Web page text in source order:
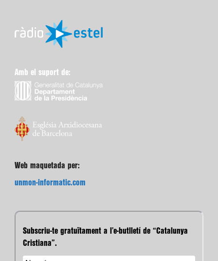
Amb el suport de:
Web maquetada per:
unmon-informatic.com
Subscriu-te gratuïtament a l’e-butlletí de “Catalunya
Cristiana”.